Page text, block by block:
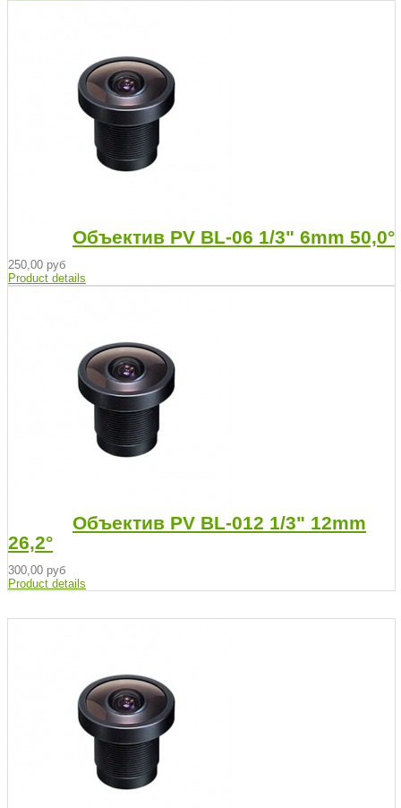
Объектив PV BL-06 1/3" 6mm 50,0°
250,00 руб
Product details
Объектив PV BL-012 1/3" 12mm
26,2°
300,00 руб
Product details